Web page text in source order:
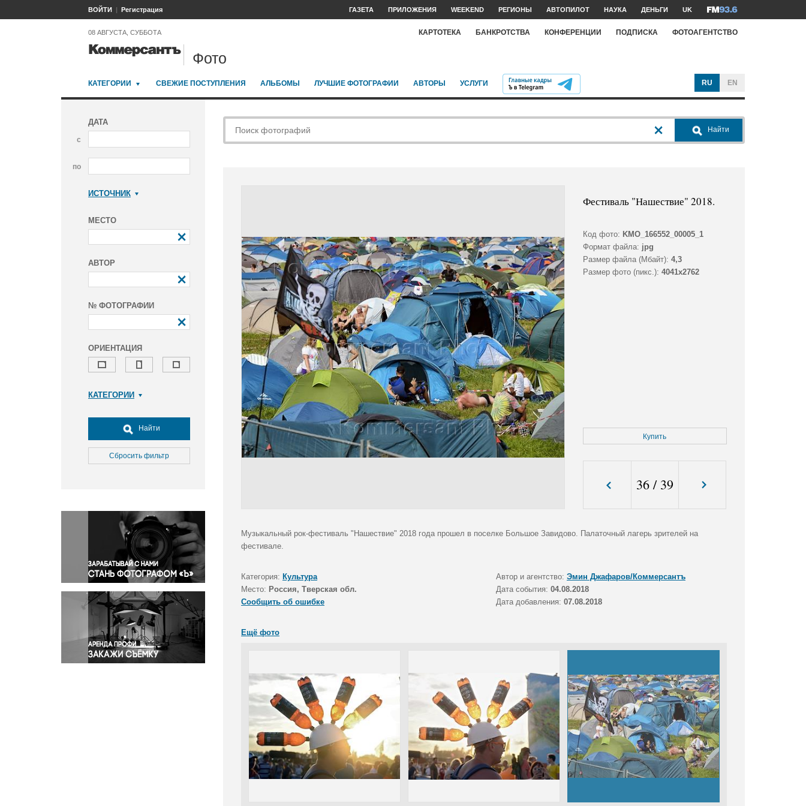
ВОЙТИ Регистрация ГАЗЕТА ПРИЛОЖЕНИЯ WEEKEND РЕГИОНЫ АВТОПИЛОТ НАУКА ДЕНЬГИ UK
08 АВГУСТА, СУББОТА КАРТОТЕКА БАНКРОТСТВА КОНФЕРЕНЦИИ ПОДПИСКА ФОТОАГЕНТСТВО
Фото
КАТЕГОРИИ СВЕЖИЕ ПОСТУПЛЕНИЯ АЛЬБОМЫ ЛУЧШИЕ ФОТОГРАФИИ АВТОРЫ УСЛУГИ RU EN
ДАТА
с
по
ИСТОЧНИК
МЕСТО
АВТОР
№ ФОТОГРАФИИ
ОРИЕНТАЦИЯ
КАТЕГОРИИ
Досуг, туризм и отдых
Культура
Медицина
Окружающая среда
Политика
Правосудие
Происшествия и конфликты
Религия
Светская жизнь
Спорт
Экология
Экономика и бизнес
Найти
Сбросить фильтр
Найти
Фестиваль "Нашествие" 2018.
Код фото: KMO_166552_00005_1
Формат файла: jpg
Размер файла (Мбайт): 4,3
Размер фото (пикс.): 4041x2762
Купить
36/ 39
Музыкальный рок-фестиваль "Нашествие" 2018 года прошел в поселке Большое Завидово. Палаточный лагерь зрителей на
фестивале.
Категория: Культура Автор и агентство: Эмин Джафаров/Коммерсантъ
Место: Россия, Тверская обл. Дата события: 04.08.2018
Сообщить об ошибке
Дата добавления: 07.08.2018
Ещё фото